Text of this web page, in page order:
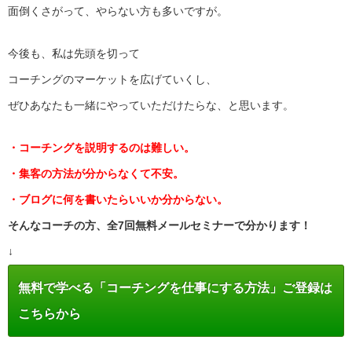
面倒くさがって、やらない方も多いですが。
今後も、私は先頭を切って
コーチングのマーケットを広げていくし、
ぜひあなたも一緒にやっていただけたらな、と思います。
・コーチングを説明するのは難しい。
・集客の方法が分からなくて不安。
・ブログに何を書いたらいいか分からない。
そんなコーチの方、全7回無料メールセミナーで分かります！
↓
無料で学べる「コーチングを仕事にする方法」ご登録は
こちらから